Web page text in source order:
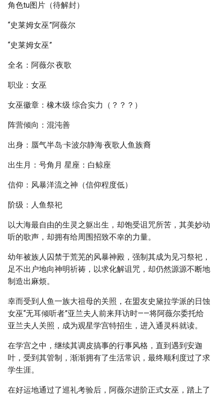
角色tu图片（待解封）
“史莱姆女巫”阿薇尔
“史莱姆女巫”
全名：阿薇尔·夜歌
职业：女巫
女巫徽章：橡木级 综合实力（？？？）
阵营倾向：混沌善
出身：蜃气半岛·卡波尔静海·夜歌人鱼族裔
出生月：号角月 星座：白鲸座
信仰：风暴洋流之神（信仰程度低）
阶级：人鱼祭祀
以大海最自由的生灵之躯出生，却饱受诅咒所苦，其美妙动
听的歌声，却拥有给周围招致不幸的力量。
幼年被族人囚禁于荒芜的风暴神殿，强制其成为见习祭祀，
足不出户地向神明祈祷，以求化解诅咒，却仍然源源不断地
制造出麻烦。
幸而受到人鱼一族大祖母的关照，在盟友史黛拉学派的日蚀
女巫“无耳倾听者”亚兰夫人前来拜访时——将阿薇尔委托给
亚兰夫人关照，成为观星学宫特招生，进入通灵科就读。
在学宫之中，继续其调皮搞事的行事风格，直到遇到安迦
叶，受到其管制，渐渐拥有了生活常识，最终顺利度过了求
学生涯。
在好运地通过了巡礼考验后，阿薇尔进阶正式女巫，踏上了